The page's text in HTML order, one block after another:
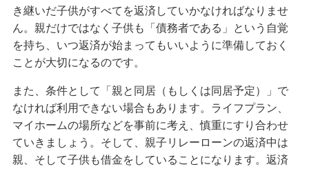
き継いだ子供がすべてを返済していかなければなりませ
ん。親だけではなく子供も「債務者である」という自覚
を持ち、いつ返済が始まってもいいように準備しておく
ことが大切になるのです。
また、条件として「親と同居（もしくは同居予定）」で
なければ利用できない場合もあります。ライフプラン、
マイホームの場所などを事前に考え、慎重にすり合わせ
ていきましょう。そして、親子リレーローンの返済中は
親、そして子供も借金をしていることになります。返済